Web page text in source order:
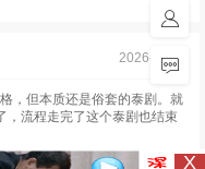
2026-07-06
，但本质还是俗套的泰剧。就
，流程走完了这个泰剧也结束
X